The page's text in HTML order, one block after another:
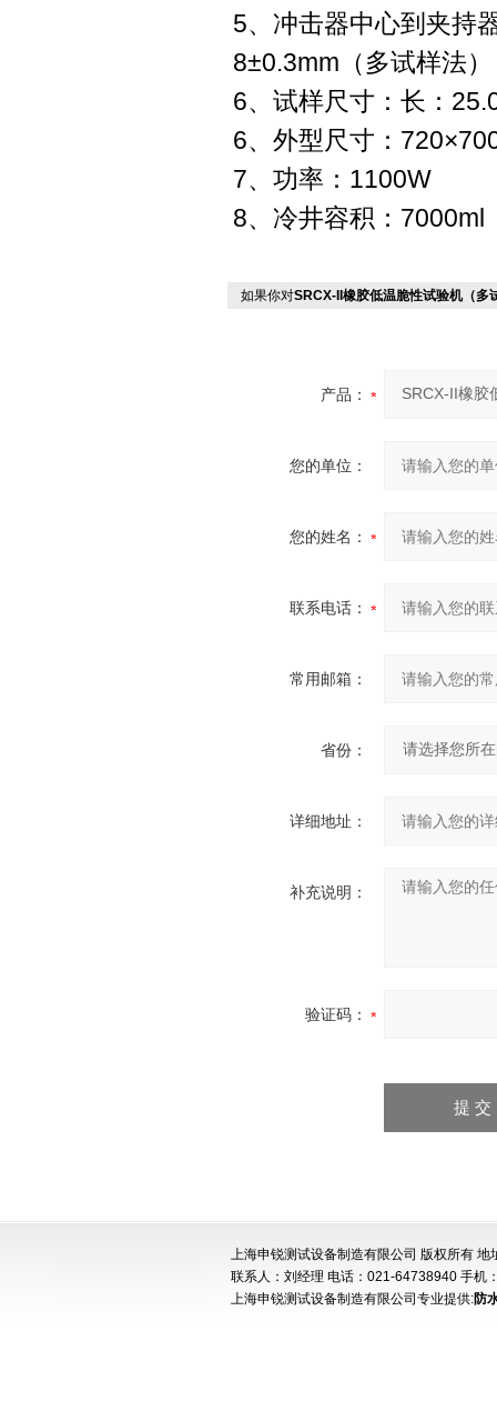
5、冲击器中心到夹持
8±0.3mm（多试样法）
6、试样尺寸：长：
6、外型尺寸：
7、功率：1100W
8、冷井容积：7000ml
如果你对SRCX-II橡胶低温脆性试验机（多
产品：
您的单位：
您的姓名：
联系电话：
常用邮箱：
省份：
详细地址：
补充说明：
验证码：
上海申锐测试设备制造有限公司 版权所有
联系人：刘经理 电话：021-64738940 手
上海申锐测试设备制造有限公司专业提供:防